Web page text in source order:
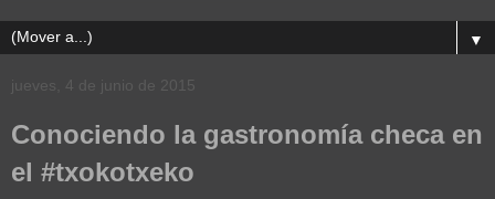
▼
jueves, 4 de junio de 2015
Conociendo la gastronomía checa en
el #txokotxeko